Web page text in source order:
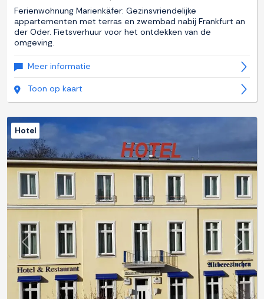
Ferienwohnung Marienkäfer: Gezinsvriendelijke
appartementen met terras en zwembad nabij Frankfurt an
der Oder. Fietsverhuur voor het ontdekken van de
omgeving.
Meer informatie
Toon op kaart
Previous Next
Hotel